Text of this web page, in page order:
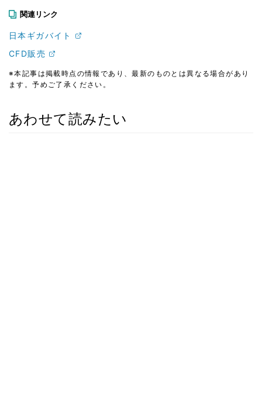
関連リンク
日本ギガバイト
CFD販売
※本記事は掲載時点の情報であり、最新のものとは異なる場合があり
ます。予めご了承ください。
あわせて読みたい